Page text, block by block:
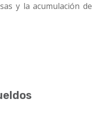
y la acumulación de